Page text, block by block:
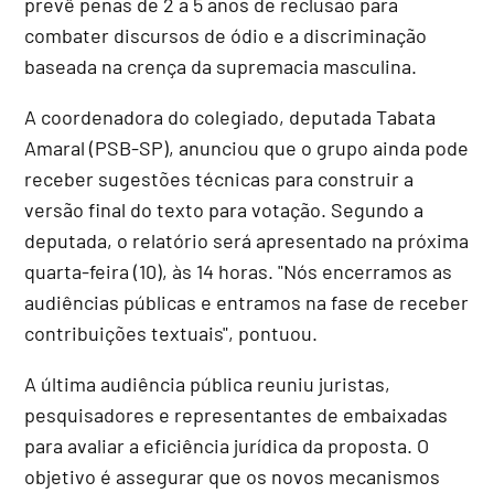
combater discursos de ódio e a discriminação
baseada na crença da supremacia masculina.
A coordenadora do colegiado, deputada Tabata
Amaral (PSB-SP), anunciou que o grupo ainda pode
receber sugestões técnicas para construir a
versão final do texto para votação. Segundo a
deputada, o relatório será apresentado na próxima
quarta-feira (10), às 14 horas. "Nós encerramos as
audiências públicas e entramos na fase de receber
contribuições textuais", pontuou.
A última audiência pública reuniu juristas,
pesquisadores e representantes de embaixadas
para avaliar a eficiência jurídica da proposta. O
objetivo é assegurar que os novos mecanismos